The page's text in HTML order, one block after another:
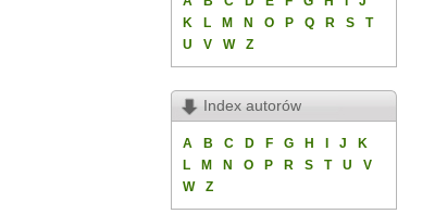
K
L M N O P Q R S
T
U
V W Z
Index autorów
A B C D F G H J
K
L
M N O P R S T U
V
W
Z